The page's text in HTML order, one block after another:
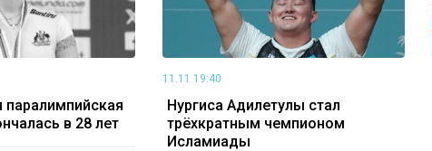
паралимпийская
в 28 лет
11.11 19:40
Нургиса Адилетулы стал
трёхкратным чемпионом
Исламиады